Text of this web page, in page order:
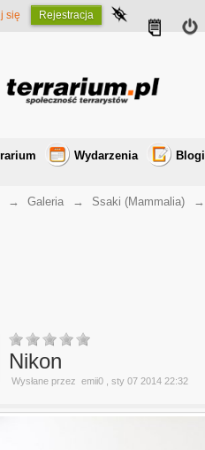
się Rejestracja
Wydarzenia Blogi
→ Galeria → Ssaki (Mammalia) →
Nikon
Wysłane przez emii0 , sty 07 2014 22:32